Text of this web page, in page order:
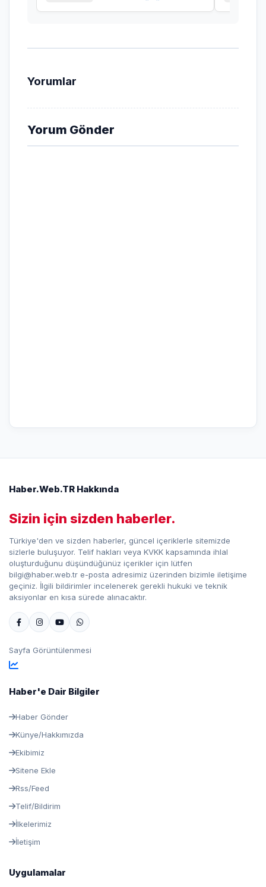
Yorumlar
Yorum Gönder
Haber.Web.TR Hakkında
Sizin için sizden haberler.
Türkiye'den ve sizden haberler, güncel içeriklerle sitemizde
sizlerle buluşuyor. Telif hakları veya KVKK kapsamında ihlal
oluşturduğunu düşündüğünüz içerikler için lütfen
bilgi@haber.web.tr e-posta adresimiz üzerinden bizimle iletişime
geçiniz. İlgili bildirimler incelenerek gerekli hukuki ve teknik
aksiyonlar en kısa sürede alınacaktır.
Sayfa Görüntülenmesi
Haber'e Dair Bilgiler
Haber Gönder
Künye/Hakkımızda
Ekibimiz
Sitene Ekle
Rss/Feed
Telif/Bildirim
İlkelerimiz
İletişim
Uygulamalar